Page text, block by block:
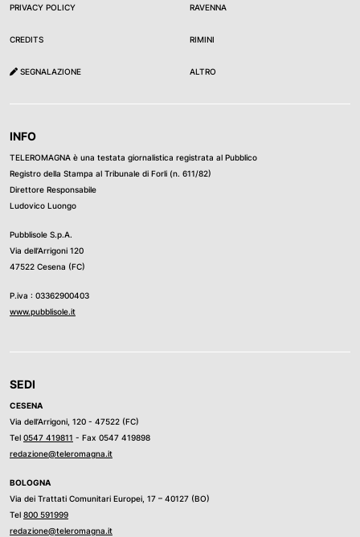
PRIVACY POLICY
CREDITS
SEGNALAZIONE
RAVENNA
RIMINI
ALTRO
INFO
TELEROMAGNA è una testata giornalistica registrata al Pubblico
Registro della Stampa al Tribunale di Forli (n. 611/82)
Direttore Responsabile
Ludovico Luongo
Pubblisole S.p.A.
Via dell’Arrigoni 120
47522 Cesena (FC)
P.iva : 03362900403
www.pubblisole.it
SEDI
CESENA
Via dell’Arrigoni, 120 - 47522 (FC)
Tel 0547 419811 - Fax 0547 419898
redazione@teleromagna.it
BOLOGNA
Via dei Trattati Comunitari Europei, 17 – 40127 (BO)
Tel 800 591999
redazione@teleromagna.it